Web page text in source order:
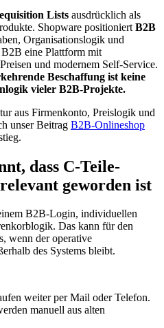
Lists ausdrücklich als
Shopware positioniert B2B
Organisationslogik und
eine Plattform mit
und modernem Self-Service.
Beschaffung ist keine
vieler B2B-Projekte.
aus Firmenkonto, Preislogik und
unser Beitrag B2B-Onlineshop
dass C-Teile-
geworden ist
B2B-Login, individuellen
Das kann für den
wenn der operative
des Systems bleibt.
weiter per Mail oder Telefon.
manuell aus alten